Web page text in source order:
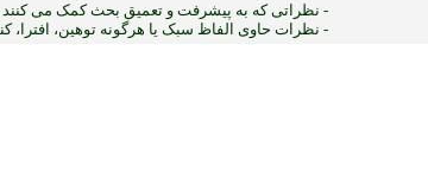
- نظراتی که به پیشرفت و تعمیق بحث کمک می کنند
- نظرات حاوی الفاظ سبک یا هرگونه توهین، افترا،